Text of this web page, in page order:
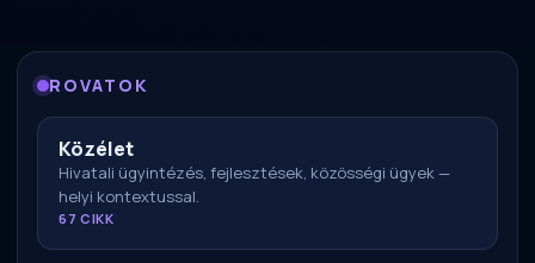
ROVATOK
Közélet
Hivatali ügyintézés, fejlesztések, közösségi ügyek —
helyi kontextussal.
67 CIKK